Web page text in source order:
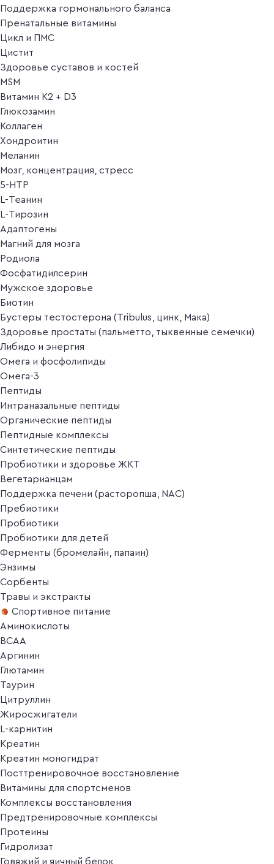
Поддержка гормонального баланса
Пренатальные витамины
Цикл и ПМС
Цистит
Здоровье суставов и костей
MSM
Витамин K2 + D3
Глюкозамин
Коллаген
Хондроитин
Меланин
Мозг, концентрация, стресс
5-HTP
L-Теанин
L-Тирозин
Адаптогены
Магний для мозга
Родиола
Фосфатидилсерин
Мужское здоровье
Биотин
Бустеры тестостерона (Tribulus, цинк, Мака)
Здоровье простаты (пальметто, тыквенные семечки)
Либидо и энергия
Омега и фосфолипиды
Омега-3
Пептиды
Интраназальные пептиды
Органические пептиды
Пептидные комплексы
Синтетические пептиды
Пробиотики и здоровье ЖКТ
Вегетарианцам
Поддержка печени (расторопша, NAC)
Пребиотики
Пробиотики
Пробиотики для детей
Ферменты (бромелайн, папаин)
Энзимы
Сорбенты
Травы и экстракты
Спортивное питание
Аминокислоты
BCAA
Аргинин
Глютамин
Таурин
Цитруллин
Жиросжигатели
L-карнитин
Креатин
Креатин моногидрат
Посттренировочное восстановление
Витамины для спортсменов
Комплексы восстановления
Предтренировочные комплексы
Протеины
Гидролизат
Говяжий и яичный белок